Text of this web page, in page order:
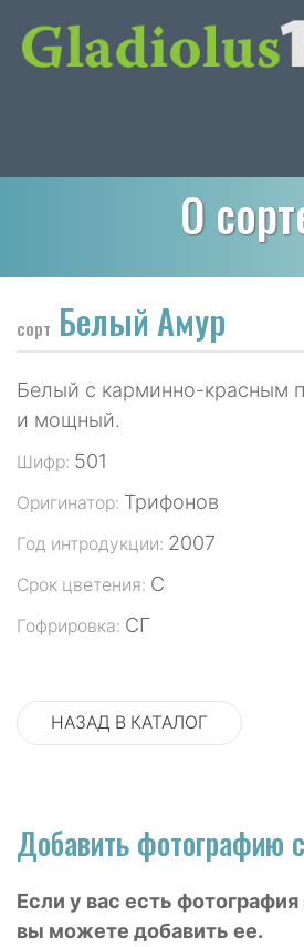
О
сорт Белый Амур
Белый с карминно-красным
и мощный.
Шифр: 501
Оригинатор: Трифонов
Год интродукции: 2007
Срок цветения: С
Гофрировка: СГ
НАЗАД В КАТАЛОГ
Добавить фотографию
Если у вас есть фотография
вы можете добавить ее.